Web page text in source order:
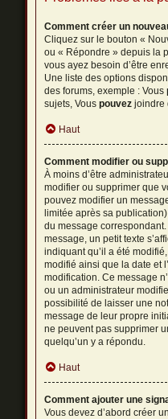
Comment créer un
Cliquez sur le bouton «
ou « Répondre » depuis la
vous ayez besoin d’être
Une liste des options
des forums, exemple : Vous
sujets, Vouspouvez joindre
Haut
Comment modifier ou
À moins d’être
modifier ou supprimer que
pouvez modifier un
limitée après sa
du message
message, un petit texte
indiquant qu’il a été
modifié ainsi que la date et
modification. Ce message
ou un administrateur
possibilité de laisser une
message de leur propre
ne peuvent pas supprimer
quelqu’un y a répondu.
Haut
Comment ajouter une
Vous devez d’abord créer